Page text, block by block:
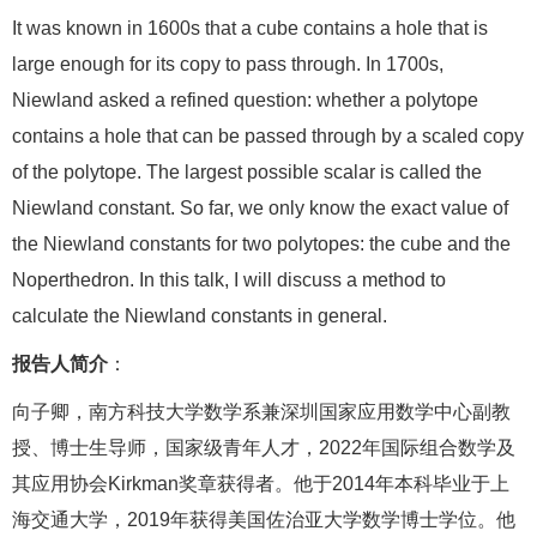
It was known in 1600s that a cube contains a hole that is
large enough for its copy to pass through. In 1700s,
Niewland asked a refined question: whether a polytope
contains a hole that can be passed through by a scaled copy
of the polytope. The largest possible scalar is called the
Niewland constant. So far, we only know the exact value of
the Niewland constants for two polytopes: the cube and the
Noperthedron. In this talk, I will discuss a method to
calculate the Niewland constants in general.
报告人简介 ：
向子卿，南方科技大学数学系兼深圳国家应用数学中心副教
授、博士生导师，国家级青年人才，2022年国际组合数学及
其应用协会Kirkman奖章获得者。他于2014年本科毕业于上
海交通大学，2019年获得美国佐治亚大学数学博士学位。他